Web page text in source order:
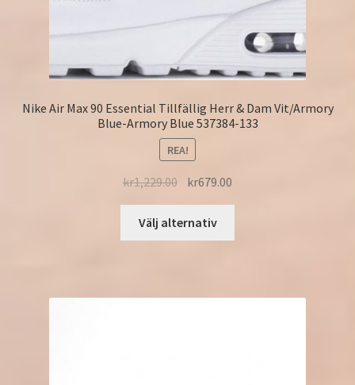
Nike Air Max 90 Essential Tillfällig Herr & Dam Vit/Armory
Blue-Armory Blue 537384-133
REA!
kr1,229.00 kr679.00
Välj alternativ